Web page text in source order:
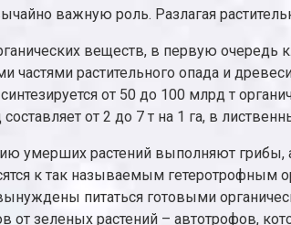
важную роль. Разлагая
веществ, в первую очередь
растительного опада и
от 50 до 100 млрд т
от 2 до 7 т на 1 га, в
умерших растений выполняют
к так называемым гетеротрофным
питаться готовыми
от зеленых растений – автотрофов,